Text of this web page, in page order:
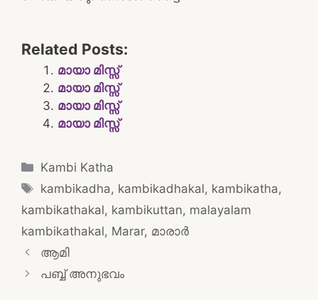
Related Posts:
മായാ മിസ്സ്
മായാ മിസ്സ്
മായാ മിസ്സ്
മായാ മിസ്സ്
Categories
Kambi Katha
Tags
kambikadha, kambikadhakal, kambikatha,
kambikathakal, kambikuttan, malayalam
kambikathakal, Marar, മാരാർ
Post
navigation
ആമി
പബ്ബ് അനുഭവം